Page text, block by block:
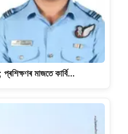
মাজতে কাৰ্বি…